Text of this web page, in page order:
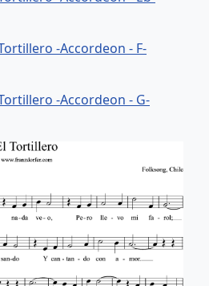
-Accordeon - F-
-Accordeon - G-